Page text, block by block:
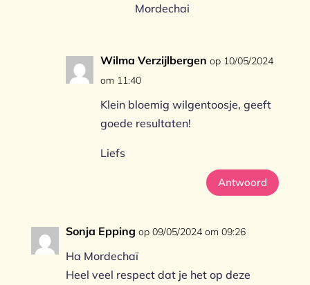
Mordechai
Wilma Verzijlbergen op 10/05/2024
om 11:40
Klein bloemig wilgentoosje, geeft
goede resultaten!
Liefs
Antwoord
Sonja Epping op 09/05/2024 om 09:26
Ha Mordechaï
Heel veel respect dat je het op deze